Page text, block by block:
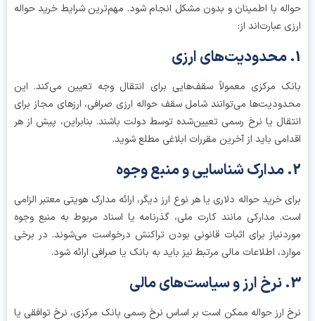
با اطمینان و بدون مشکل انجام شود. مهم‌ترین شرایط خرید حواله
عبارت‌اند از:
مرکزی معمولاً سقف‌هایی برای انتقال وجه تعیین می‌کند. این
می‌توانند شامل سقف حواله ارزی صرافی، ارزهای مجاز برای
یا نرخ رسمی تعیین‌شده توسط دولت باشند. بنابراین، پیش از هر
باید از آخرین مقررات ابلاغی مطلع شوید.
خرید حواله دلاری یا هر نوع ارز دیگر، ارائه مدارک هویتی معتبر الزامی
مدارکی مانند کارت ملی، گذرنامه یا اسناد مربوط به منبع وجوه
برای اثبات قانونی بودن تراکنش درخواست می‌شوند. در برخی
اطلاعات مالی مرتبط نیز باید به بانک یا صرافی ارائه شود.
ارز حواله ممکن است بر اساس نرخ رسمی بانک مرکزی، نرخ توافقی یا